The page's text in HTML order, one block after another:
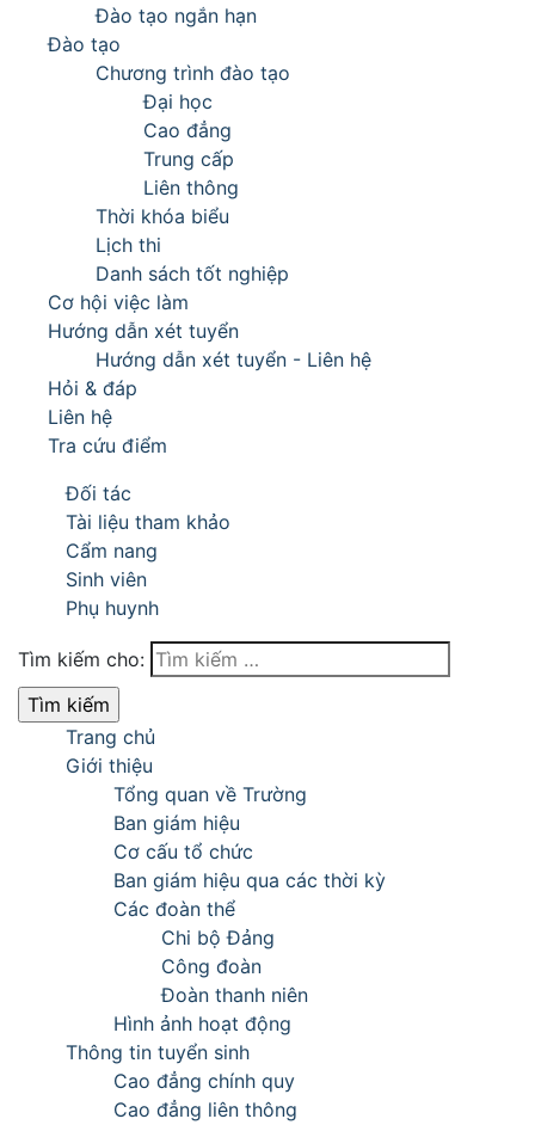
Đào tạo ngắn hạn
Đào tạo
Chương trình đào tạo
Đại học
Cao đẳng
Trung cấp
Liên thông
Thời khóa biểu
Lịch thi
Danh sách tốt nghiệp
Cơ hội việc làm
Hướng dẫn xét tuyển
Hướng dẫn xét tuyển - Liên hệ
Hỏi & đáp
Liên hệ
Tra cứu điểm
Đối tác
Tài liệu tham khảo
Cẩm nang
Sinh viên
Phụ huynh
Tìm kiếm cho:
Trang chủ
Giới thiệu
Tổng quan về Trường
Ban giám hiệu
Cơ cấu tổ chức
Ban giám hiệu qua các thời kỳ
Các đoàn thể
Chi bộ Đảng
Công đoàn
Đoàn thanh niên
Hình ảnh hoạt động
Thông tin tuyển sinh
Cao đẳng chính quy
Cao đẳng liên thông